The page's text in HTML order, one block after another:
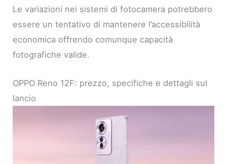
Le variazioni nei sistemi di fotocamera potrebbero
essere un tentativo di mantenere l’accessibilità
economica offrendo comunque capacità
fotografiche valide.
OPPO Reno 12F: prezzo, specifiche e dettagli sul
lancio